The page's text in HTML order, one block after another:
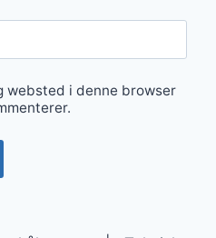
websted i denne browser